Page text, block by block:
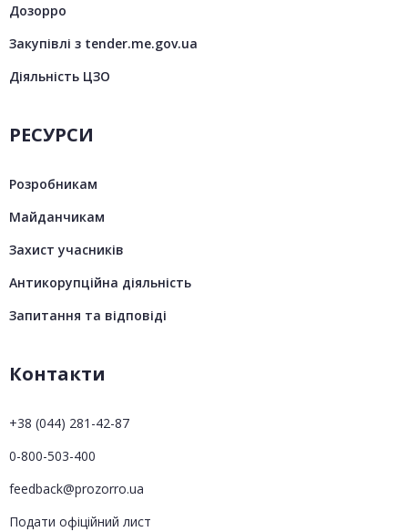
Дозорро
Закупівлі з tender.me.gov.ua
Діяльність ЦЗО
РЕСУРСИ
Розробникам
Майданчикам
Захист учасників
Антикорупційна діяльність
Запитання та відповіді
Контакти
+38 (044) 281-42-87
0-800-503-400
feedback@prozorro.ua
Подати офіційний лист